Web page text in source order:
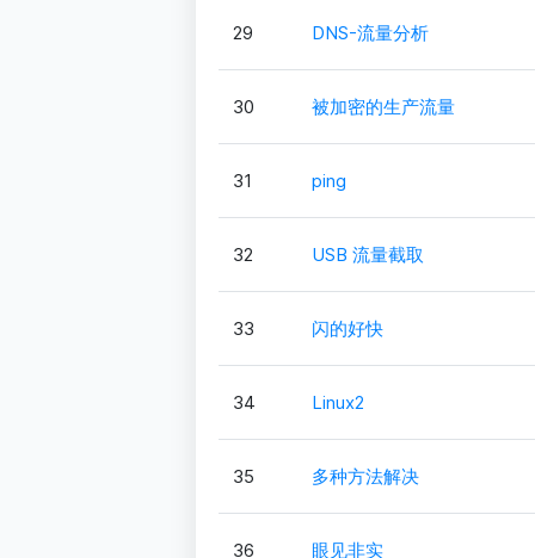
29 DNS-流量分析
30 被加密的生产流量
31 ping
32 USB 流量截取
33 闪的好快
34 Linux2
35 多种方法解决
36 眼见非实